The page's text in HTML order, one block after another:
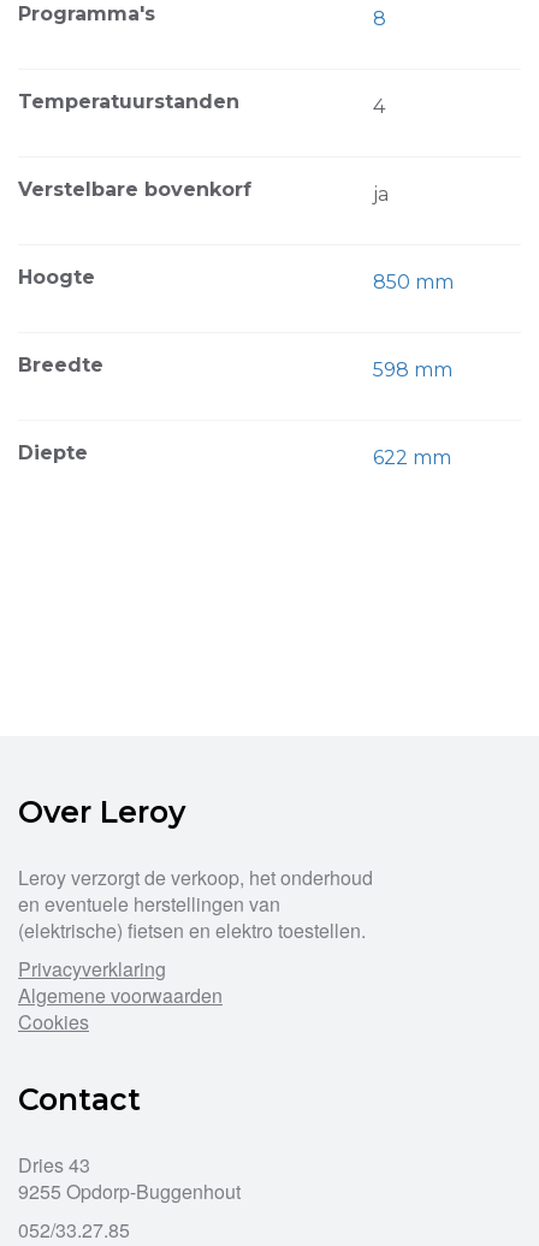
Programma's 8
Temperatuurstanden 4
Verstelbare bovenkorf ja
Hoogte 850 mm
Breedte 598 mm
Diepte 622 mm
Over Leroy
Leroy verzorgt de verkoop, het onderhoud
en eventuele herstellingen van
(elektrische) fietsen en elektro toestellen.
Privacyverklaring
Algemene voorwaarden
Cookies
Contact
Dries 43
9255 Opdorp-Buggenhout
052/33.27.85